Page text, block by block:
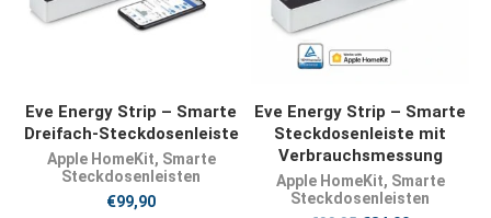
PRODUKT KAUFEN
Eve Energy Strip – Smarte
Dreifach-Steckdosenleiste
Apple HomeKit, Smarte
Steckdosenleisten
€99,90
JETZT KAUFEN
Eve Energy Strip – Smarte
Steckdosenleiste mit
Verbrauchsmessung
Apple HomeKit, Smarte
Steckdosenleisten